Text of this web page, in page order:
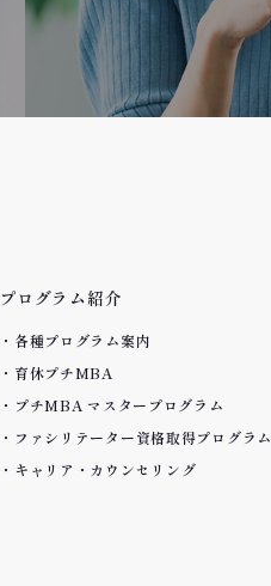
プログラム紹介
各種プログラム案内
育休プチMBA
プチMBA マスタープログラム
ファシリテーター資格取得プログラム
キャリア・カウンセリング